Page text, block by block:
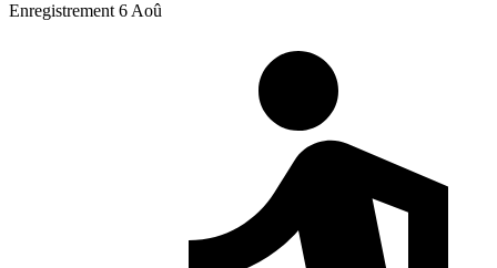
Enregistrement 6 Aoû